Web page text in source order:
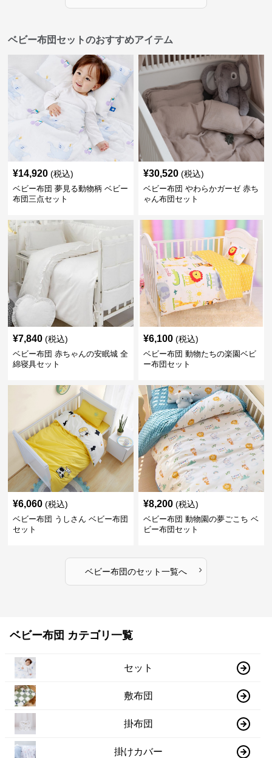
ベビー布団セットのおすすめアイテム
¥14,920 (税込)
ベビー布団 夢見る動物柄 ベビー
布団三点セット
¥30,520 (税込)
ベビー布団 やわらかガーゼ 赤ち
ゃん布団セット
¥7,840 (税込)
ベビー布団 赤ちゃんの安眠城 全
綿寝具セット
¥6,100 (税込)
ベビー布団 動物たちの楽園ベビ
ー布団セット
¥6,060 (税込)
ベビー布団 うしさん ベビー布団
セット
¥8,200 (税込)
ベビー布団 動物園の夢ごこち ベ
ビー布団セット
ベビー布団のセット一覧へ ›
ベビー布団 カテゴリ一覧
セット
敷布団
掛布団
掛けカバー